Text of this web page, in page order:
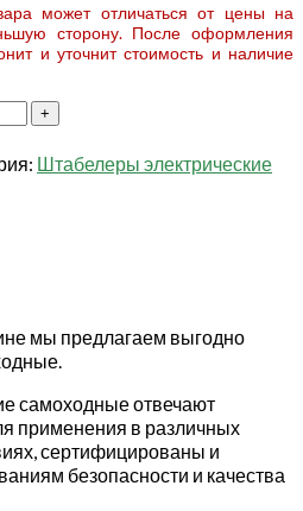
может отличаться от цены на
сторону. После оформления
и уточнит стоимость и наличие
Штабелеры электрические
мы предлагаем выгодно
самоходные отвечают
применения в различных
сертифицированы и
безопасности и качества